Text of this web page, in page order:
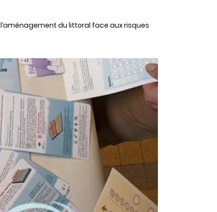
du littoral face aux risques